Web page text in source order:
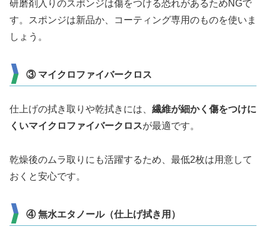
研磨剤入りのスポンジは傷をつける恐れがあるためNGで
す。スポンジは新品か、コーティング専用のものを使いま
しょう。
③ マイクロファイバークロス
仕上げの拭き取りや乾拭きには、 繊維が細かく傷をつけに
くいマイクロファイバークロスが最適です。
乾燥後のムラ取りにも活躍するため、最低2枚は用意して
おくと安心です。
④ 無水エタノール（仕上げ拭き用）